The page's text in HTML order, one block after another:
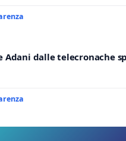
Adani dalle telecronache